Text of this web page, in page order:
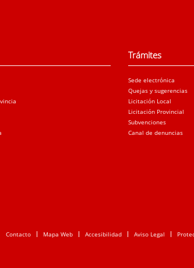
Trámites
Sede electrónica
Quejas y sugerencias
Licitación Local
Licitación Provincial
Subvenciones
Canal de denuncias
Contacto Mapa Web Accesibilidad Aviso Legal